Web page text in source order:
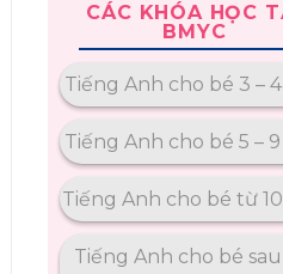
CÁC KHÓA HỌC
BMYC
Tiếng Anh cho bé 3 –
Tiếng Anh cho bé 5 –
Tiếng Anh cho bé từ
Tiếng Anh cho bé